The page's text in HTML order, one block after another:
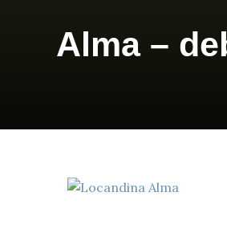
Alma –